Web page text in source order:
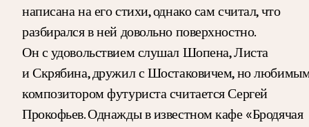
написана на его стихи, однако сам считал, что
разбирался в ней довольно поверхностно.
Он с удовольствием слушал Шопена, Листа
и Скрябина, дружил с Шостаковичем, но
композитором футуриста считается Сергей
Прокофьев. Однажды в известном кафе «Бродячая